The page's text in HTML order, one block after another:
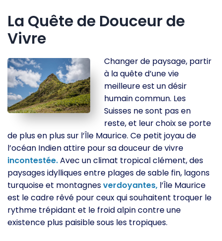
La Quête de Douceur de
Vivre
Changer de paysage, partir
à la quête d’une vie
meilleure est un désir
humain commun. Les
Suisses ne sont pas en
reste, et leur choix se porte
de plus en plus sur l’Île Maurice. Ce petit joyau de
l’océan Indien attire pour sa douceur de vivre
incontestée.Avec un climat tropical clément, des
paysages idylliques entre plages de sable fin, lagons
turquoise et montagnesverdoyantes, l’Île Maurice
est le cadre rêvé pour ceux qui souhaitent troquer le
rythme trépidant et le froid alpin contre une
existence plus paisible sous les tropiques.